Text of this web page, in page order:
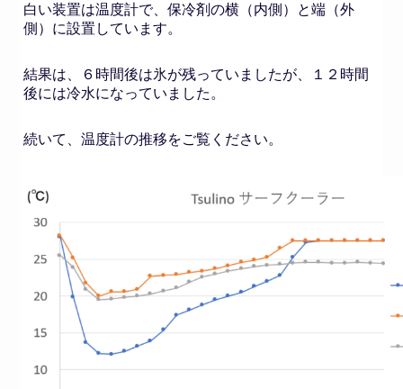
白い装置は温度計で、保冷剤の横（内側）と端（外
側）に設置しています。
結果は、６時間後は氷が残っていましたが、１２時間
後には冷水になっていました。
続いて、温度計の推移をご覧ください。